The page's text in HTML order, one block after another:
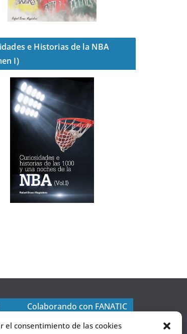
e Historias de la NBA
I)
Colaborando con FANATIC
el consentimiento de las cookies